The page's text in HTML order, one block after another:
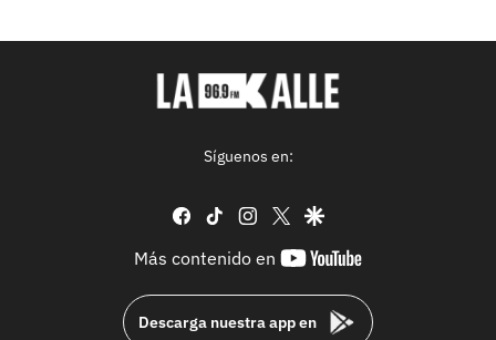
Síguenos en:
facebook
tiktok instagram
twittergoogle
Más contenido en
youtube-
Descarga nuestra app en